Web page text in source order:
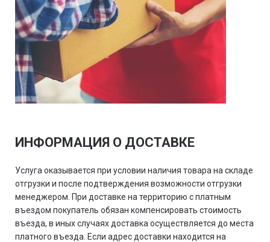
ИНФОРМАЦИЯ О ДОСТАВКЕ
Услуга оказывается при условии наличия товара на складе
отгрузки и после подтверждения возможности отгрузки
менеджером. При доставке на территорию с платным
въездом покупатель обязан компенсировать стоимость
въезда, в иных случаях доставка осуществляется до места
платного въезда. Если адрес доставки находится на